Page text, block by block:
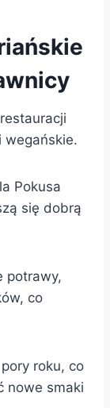
wegańskie.
Pokusa
się dobrą
potrawy,
co
roku, co
nowe smaki